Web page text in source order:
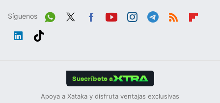
Síguenos
Wh
Suscríbete a
Apoya a Xataka y disfruta ventajas exclusivas